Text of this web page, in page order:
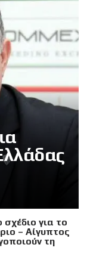
για το
– Αίγυπτος
τη